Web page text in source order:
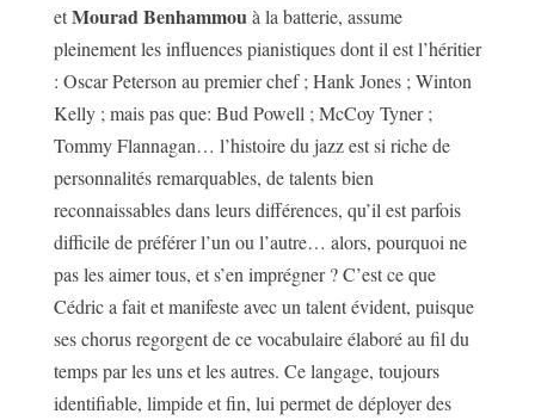
etMourad Benhammou à la batterie, assume
pleinement les influences pianistiques dont il est l’héritier
: Oscar Peterson au premier chef ; Hank Jones ; Winton
Kelly ; mais pas que: Bud Powell ; McCoy Tyner ;
Tommy Flannagan… l’histoire du jazz est si riche de
personnalités remarquables, de talents bien
reconnaissables dans leurs différences, qu’il est parfois
difficile de préférer l’un ou l’autre… alors, pourquoi ne
pas les aimer tous, et s’en imprégner ? C’est ce que
Cédric a fait et manifeste avec un talent évident, puisque
ses chorus regorgent de ce vocabulaire élaboré au fil du
temps par les uns et les autres. Ce langage, toujours
identifiable, limpide et fin, lui permet de déployer des